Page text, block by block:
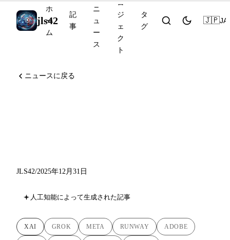
jls42
ホ
ー
ム
記
事
ニ
ュ
ー
ス
ロ
ジ
ェ
ク
ト
タ
グ
🇯🇵JA
ニュースに戻る
JLS42/2025年12月31日
人工知能によって生成された記事
XAI GROK META RUNWAY ADOBE